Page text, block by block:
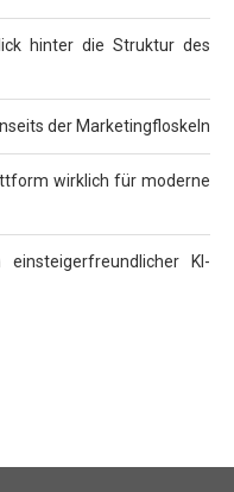
hinter die Struktur des
der Marketingfloskeln
wirklich für moderne
KI-